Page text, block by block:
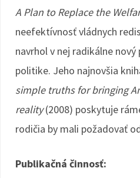
A Plan to Replace the
neefektívnosť vládnych
navrhol v nej radikálne
politike. Jeho najnovšia
simple truths for bringing
reality(2008) poskytuje
rodičia by mali požadovať
Publikačná činnosť: